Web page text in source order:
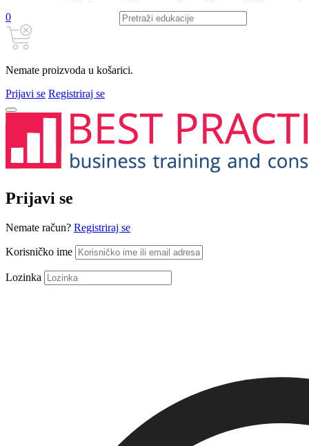
0
Nemate proizvoda u košarici.
Prijavi se Registriraj se
Prijavi se
Nemate račun? Registriraj se
Korisničko ime
Lozinka